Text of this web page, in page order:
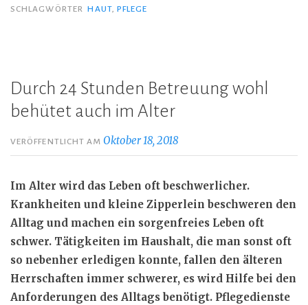
SCHLAGWÖRTER HAUT, PFLEGE
Durch 24 Stunden Betreuung wohl
behütet auch im Alter
VERÖFFENTLICHT AM Oktober 18, 2018
Im Alter wird das Leben oft beschwerlicher.
Krankheiten und kleine Zipperlein beschweren den
Alltag und machen ein sorgenfreies Leben oft
schwer. Tätigkeiten im Haushalt, die man sonst oft
so nebenher erledigen konnte, fallen den älteren
Herrschaften immer schwerer, es wird Hilfe bei den
Anforderungen des Alltags benötigt. Pflegedienste